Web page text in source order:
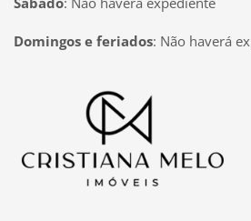
Domingos e feriados: Não haverá
Página inicial